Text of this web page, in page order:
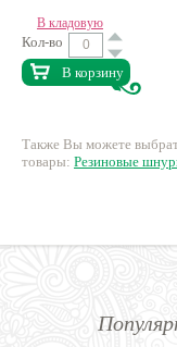
В кладовую
Кол-во
В корзину
Также Вы можете
товары: Резиновые